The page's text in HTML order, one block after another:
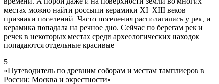
местах можно найти россыпи керамики XI–XIII веков —
признаки поселений. Часто поселения располагались у рек, и
керамика попадала на речное дно. Сейчас по берегам рек и
речек в некоторых местах среди археологических находок
попадаются отдельные красивые
5
«Путеводитель по древним соборам и местам тамплиеров в
России: Москва и окрестности»